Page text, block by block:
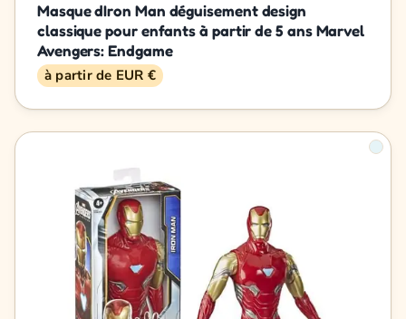
Masque dIron Man déguisement design
classique pour enfants à partir de 5 ans Marvel
Avengers: Endgame
à partir de EUR €